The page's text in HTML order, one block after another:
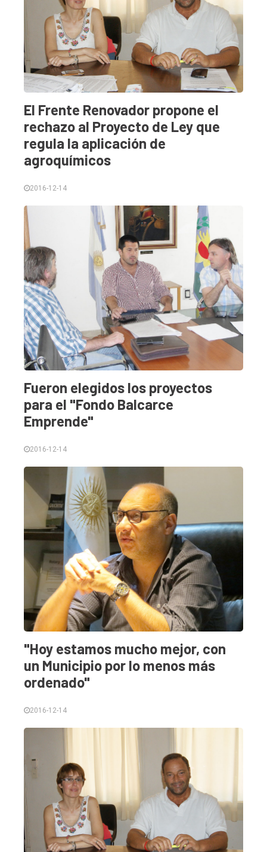
DIARIO
Balcarce
Inicio
Tendencia
General
Política
Cultura
Entrevistas
Rural
Deportes
Fúnebres
Edición
Empresa
Nosotros
Contacto
El Frente Renovador propone el
rechazo al Proyecto de Ley que
regula la aplicación de
agroquímicos
2016-12-14
Fueron elegidos los proyectos
para el "Fondo Balcarce
Emprende"
2016-12-14
"Hoy estamos mucho mejor, con
un Municipio por lo menos más
ordenado"
2016-12-14